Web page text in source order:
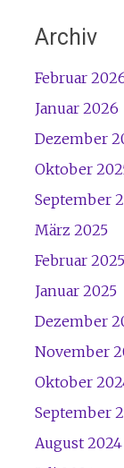
Archiv
Februar
Januar 2026
Dezember
Oktober
September
März 2025
Februar 2025
Januar 2025
Dezember
November
Oktober
September
August 2024